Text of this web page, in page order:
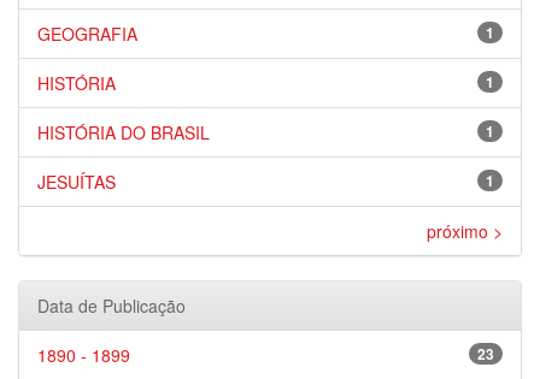
1
GEOGRAFIA
1
HISTÓRIA
1
HISTÓRIA DO BRASIL
1
JESUÍTAS
próximo >
Data de Publicação
23
1890 - 1899